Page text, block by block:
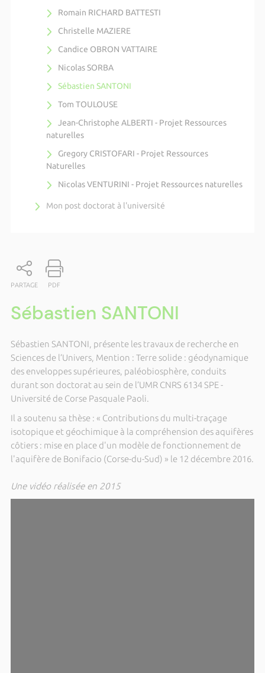
Romain RICHARD BATTESTI
Christelle MAZIERE
Candice OBRON VATTAIRE
Nicolas SORBA
Sébastien SANTONI
Tom TOULOUSE
Jean-Christophe ALBERTI - Projet Ressources
naturelles
Gregory CRISTOFARI - Projet Ressources
Naturelles
Nicolas VENTURINI - Projet Ressources naturelles
Mon post doctorat à l'université
PARTAGE PDF
Sébastien SANTONI
Sébastien SANTONI, présente les travaux de recherche en
Sciences de l’Univers, Mention : Terre solide : géodynamique
des enveloppes supérieures, paléobiosphère, conduits
durant son doctorat au sein de l’UMR CNRS 6134 SPE -
Université de Corse Pasquale Paoli.
Il a soutenu sa thèse : « Contributions du multi-traçage
isotopique et géochimique à la compréhension des aquifères
côtiers : mise en place d'un modèle de fonctionnement de
l'aquifère de Bonifacio (Corse-du-Sud) » le 12 décembre 2016.
Une vidéo réalisée en 2015